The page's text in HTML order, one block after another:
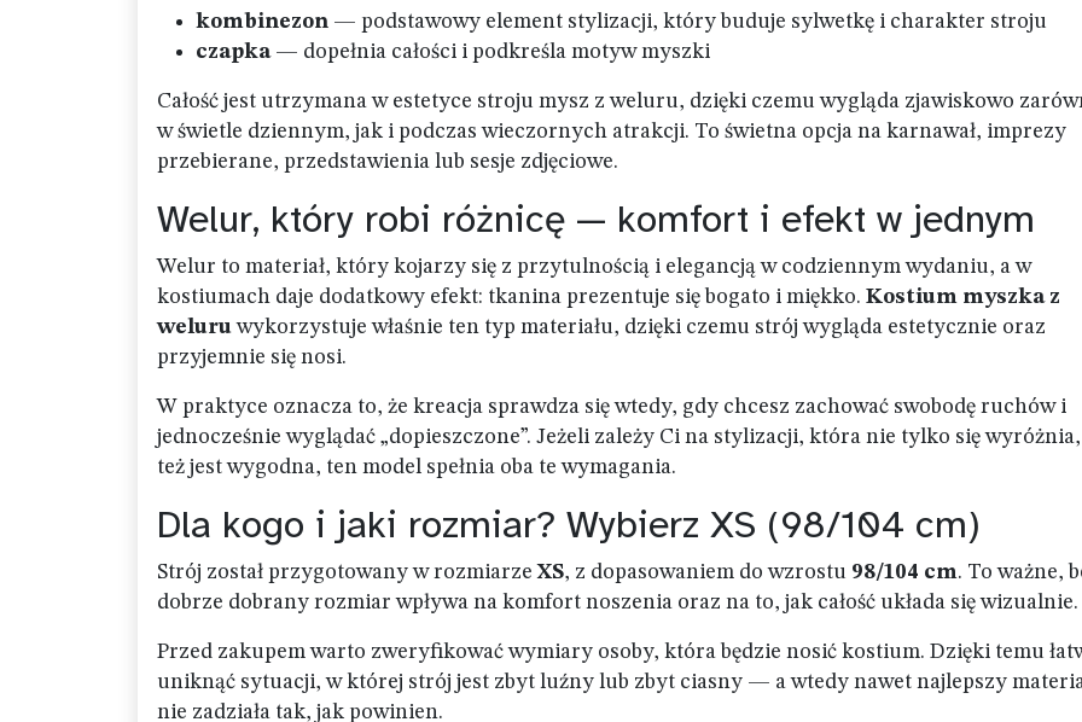
kombinezon — podstawowy element stylizacji, który buduje sylwetkę i charakter stroju
czapka— dopełnia całości i podkreśla motyw myszki
Całość jest utrzymana w estetyce stroju mysz z weluru, dzięki czemu wygląda zjawiskowo
w świetle dziennym, jak i podczas wieczornych atrakcji. To świetna opcja na karnawał, imprezy
przebierane, przedstawienia lub sesje zdjęciowe.
Welur, który robi różnicę — komfort i efekt w jednym
Welur to materiał, który kojarzy się z przytulnością i elegancją w codziennym wydaniu, a w
kostiumach daje dodatkowy efekt: tkanina prezentuje się bogato i miękko. Kostium myszka z
weluruwykorzystuje właśnie ten typ materiału, dzięki czemu strój wygląda estetycznie oraz
przyjemnie się nosi.
W praktyce oznacza to, że kreacja sprawdza się wtedy, gdy chcesz zachować swobodę ruchów i
jednocześnie wyglądać „dopieszczone”. Jeżeli zależy Ci na stylizacji, która nie tylko się wyróżnia,
też jest wygodna, ten model spełnia oba te wymagania.
Dla kogo i jaki rozmiar? Wybierz XS (98/104 cm)
Strój został przygotowany w rozmiarzeXS, z dopasowaniem do wzrostu 98/104 cm. To ważne,
dobrze dobrany rozmiar wpływa na komfort noszenia oraz na to, jak całość układa się wizualnie.
Przed zakupem warto zweryfikować wymiary osoby, która będzie nosić kostium. Dzięki temu
uniknąć sytuacji, w której strój jest zbyt luźny lub zbyt ciasny — a wtedy nawet najlepszy
nie zadziała tak, jak powinien.